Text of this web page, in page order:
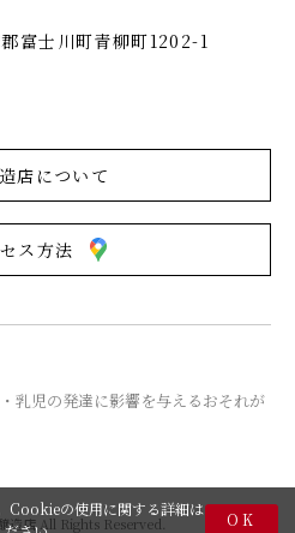
Cookieの使用に関する詳細は
OK
富士川町青柳町1202-1
店について
ス方法
乳児の発達に影響を与えるおそれが
店 All Rights Reserved.